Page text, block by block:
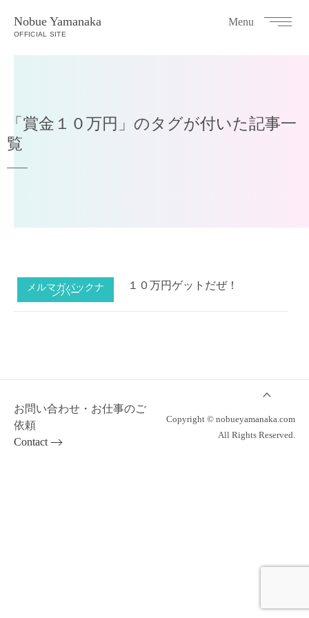
Nobue Yamanaka
OFFICIAL SITE
Menu
「賞金１０万円」のタグが付いた記事一
覧
メルマガバックナ
ンバー
１０万円ゲットだぜ！
お問い合わせ・お仕事のご
依頼
Contact
Copyright © nobueyamanaka.com
All Rights Reserved.